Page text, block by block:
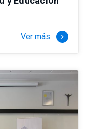
Ver más keyboard_arrow_right